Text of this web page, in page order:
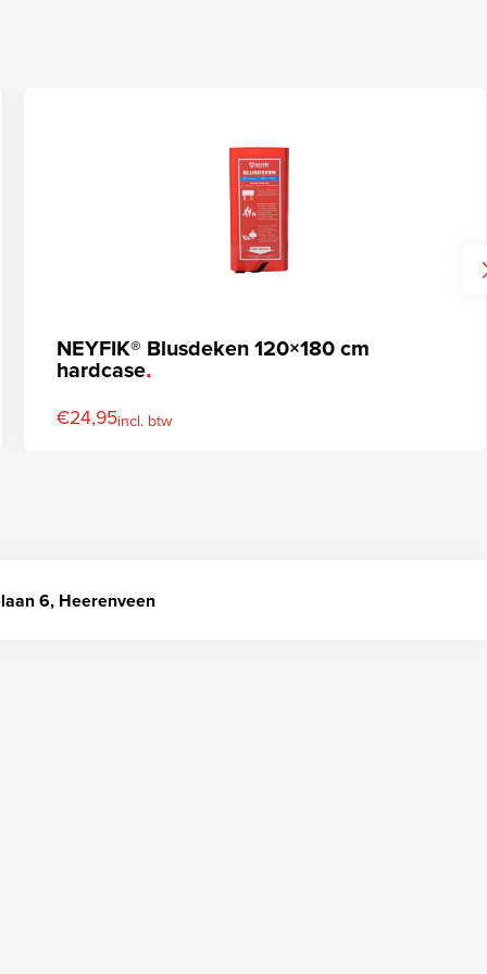
NEYFIK® Blusdeken 120×180 cm
hardcase
€24,95incl. btw
6, Heerenveen